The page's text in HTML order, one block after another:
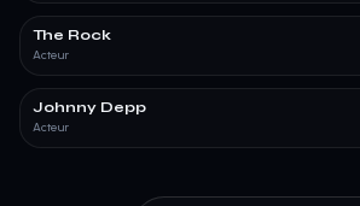
The Rock
Acteur
Johnny Depp
Acteur